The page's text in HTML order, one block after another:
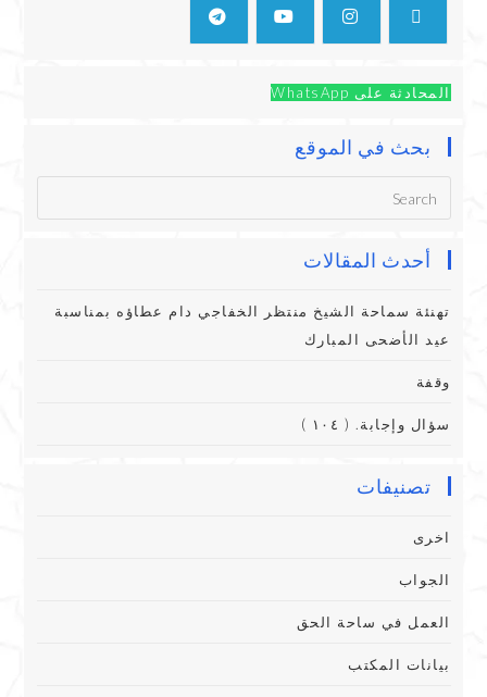
المحادثة على WhatsApp
بحث في الموقع
أحدث المقالات
تهنئة سماحة الشيخ منتظر الخفاجي دام عطاؤه بمناسبة
عيد الأضحى المبارك
وقفة
سؤال وإجابة. ( ١٠٤ )
تصنيفات
اخرى
الجواب
العمل في ساحة الحق
بيانات المكتب